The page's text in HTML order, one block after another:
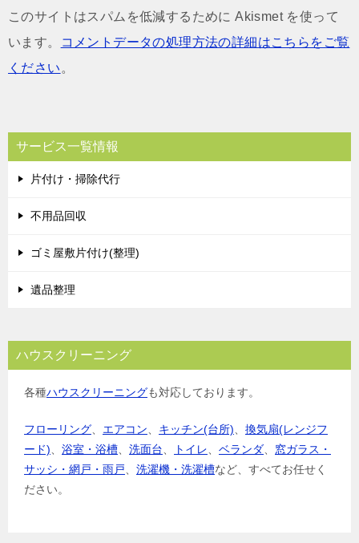
このサイトはスパムを低減するために Akismet を使って
います。
コメントデータの処理方法の詳細はこちらをご覧
ください。
サービス一覧情報
片付け・掃除代行
不用品回収
ゴミ屋敷片付け(整理)
遺品整理
ハウスクリーニング
各種ハウスクリーニングも対応しております。
フローリング、 エアコン、 キッチン(台所)、 換気扇(レンジフ
ード)、 浴室・浴槽、 洗面台、 トイレ、 ベランダ、 窓ガラス・
サッシ・網戸・雨戸、 洗濯機・洗濯槽など、すべてお任せく
ださい。